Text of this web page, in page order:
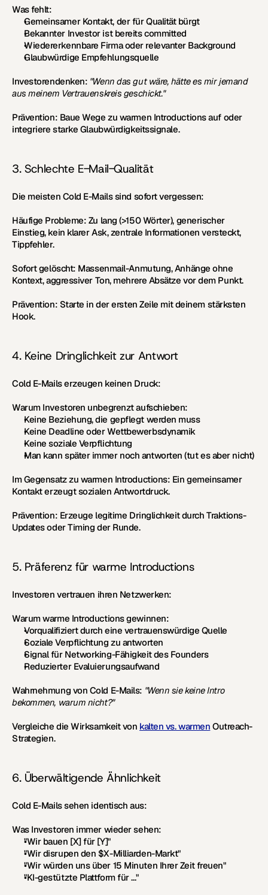
Was fehlt:
Gemeinsamer Kontakt, der für Qualität bürgt
Bekannter Investor ist bereits committed
Wiedererkennbare Firma oder relevanter Background
Glaubwürdige Empfehlungsquelle
Investorendenken: "Wenn das gut wäre, hätte es mir jemand
aus meinem Vertrauenskreis geschickt."
Prävention: Baue Wege zu warmen Introductions auf oder
integriere starke Glaubwürdigkeitssignale.
3. Schlechte E-Mail-Qualität
Die meisten Cold E-Mails sind sofort vergessen:
Häufige Probleme: Zu lang (>150 Wörter), generischer
Einstieg, kein klarer Ask, zentrale Informationen versteckt,
Tippfehler.
Sofort gelöscht: Massenmail-Anmutung, Anhänge ohne
Kontext, aggressiver Ton, mehrere Absätze vor dem Punkt.
Prävention: Starte in der ersten Zeile mit deinem stärksten
Hook.
4. Keine Dringlichkeit zur Antwort
Cold E-Mails erzeugen keinen Druck:
Warum Investoren unbegrenzt aufschieben:
Keine Beziehung, die gepflegt werden muss
Keine Deadline oder Wettbewerbsdynamik
Keine soziale Verpflichtung
Man kann später immer noch antworten (tut es aber nicht)
Im Gegensatz zu warmen Introductions: Ein gemeinsamer
Kontakt erzeugt sozialen Antwortdruck.
Prävention: Erzeuge legitime Dringlichkeit durch Traktions-
Updates oder Timing der Runde.
5. Präferenz für warme Introductions
Investoren vertrauen ihren Netzwerken:
Warum warme Introductions gewinnen:
Vorqualifiziert durch eine vertrauenswürdige Quelle
Soziale Verpflichtung zu antworten
Signal für Networking-Fähigkeit des Founders
Reduzierter Evaluierungsaufwand
Wahrnehmung von Cold E-Mails: "Wenn sie keine Intro
bekommen, warum nicht?"
Vergleiche die Wirksamkeit von kalten vs. warmen Outreach-
Strategien.
6. Überwältigende Ähnlichkeit
Cold E-Mails sehen identisch aus:
Was Investoren immer wieder sehen:
"Wir bauen [X] für [Y]"
"Wir disrupen den $X-Milliarden-Markt"
"Wir würden uns über 15 Minuten Ihrer Zeit freuen"
"KI-gestützte Plattform für ..."